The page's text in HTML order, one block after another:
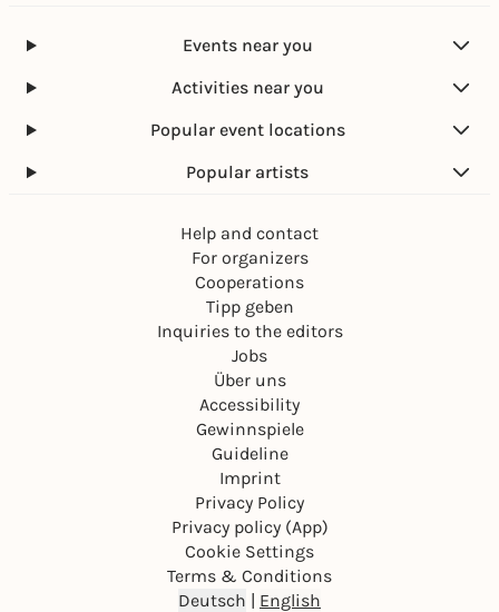
Events near you
Activities near you
Popular event locations
Popular artists
Help and contact
For organizers
Cooperations
Tipp geben
Inquiries to the editors
Jobs
Über uns
Accessibility
Gewinnspiele
Guideline
Imprint
Privacy Policy
Privacy policy (App)
Cookie Settings
Terms & Conditions
Deutsch | English